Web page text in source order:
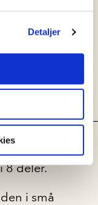
Detaljer
8 deler.
i små